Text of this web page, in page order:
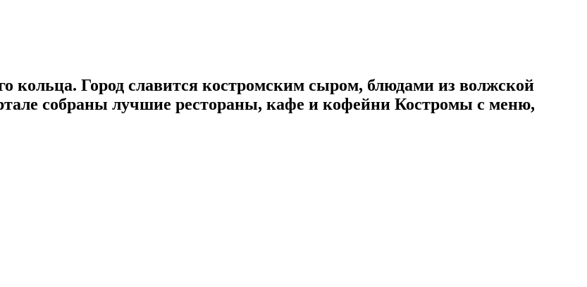
кольца. Город славится костромским сыром, блюдами из волжской
собраны лучшие рестораны, кафе и кофейни Костромы с меню,